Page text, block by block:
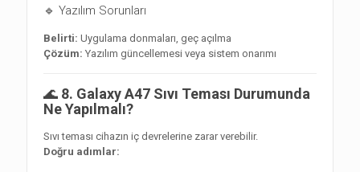
🔹 Yazılım Sorunları
Belirti: Uygulama donmaları, geç açılma
Çözüm: Yazılım güncellemesi veya sistem onarımı
🌊 8. Galaxy A47 Sıvı Teması Durumunda
Ne Yapılmalı?
Sıvı teması cihazın iç devrelerine zarar verebilir.
Doğru adımlar: